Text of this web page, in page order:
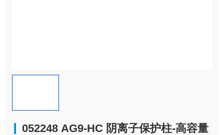
052248 AG9-HC 阴离子保护柱-高容量